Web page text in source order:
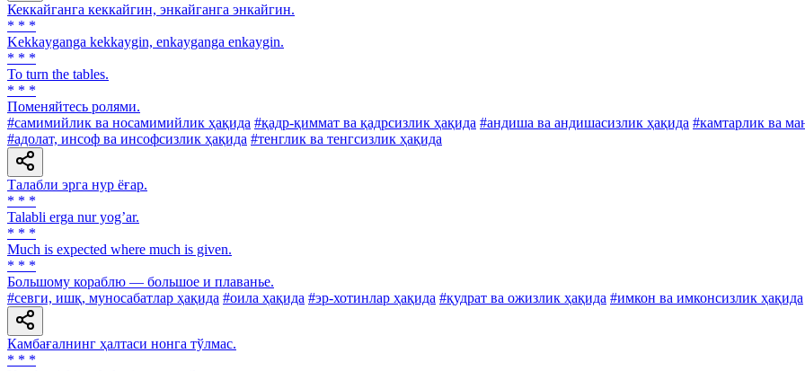
Кеккайганга кеккайгин, энкайганга энкайгин.
* * *
Kekkayganga kekkaygin, enkayganga enkaygin.
* * *
To turn the tables.
* * *
Поменяйтесь ролями.
#самимийлик ва носамимийлик ҳақида #қадр-қиммат ва қадрсизлик ҳақида #андиша ва андишасизлик ҳақида #камтарлик ва
#адолат, инсоф ва инсофсизлик ҳақида #тенглик ва тенгсизлик ҳақида
Талабли эрга нур ёғар.
* * *
Talabli erga nur yogʼar.
* * *
Much is expected where much is given.
* * *
Большому кораблю — большое и плаванье.
#севги, ишқ, муносабатлар ҳақида #оила ҳақида #эр-хотинлар ҳақида #қудрат ва ожизлик ҳақида #имкон ва имконсизлик ҳақида
Камбағалнинг ҳалтаси нонга тўлмас.
* * *